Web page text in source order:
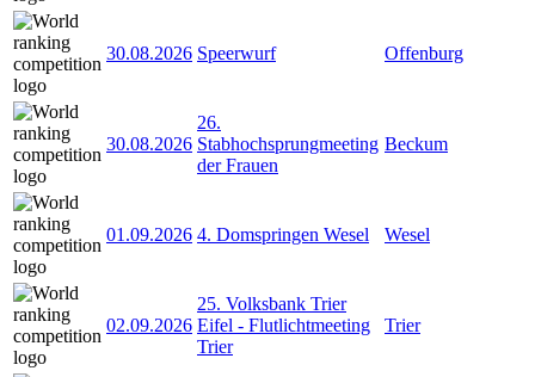
30.08.2026 Speerwurf Offenburg
30.08.2026
26.
Stabhochsprungmeeting
der Frauen
Beckum
01.09.2026 4. Domspringen Wesel Wesel
02.09.2026
25. Volksbank Trier
Eifel - Flutlichtmeeting
Trier
Trier